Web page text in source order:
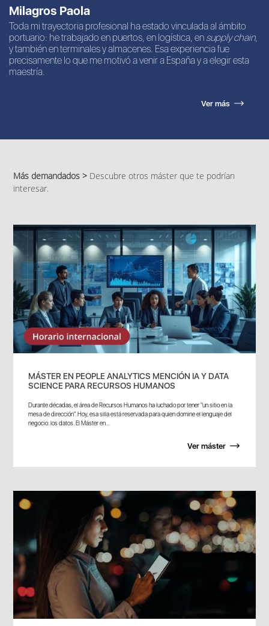
Milagros Paola
Toda mi trayectoria profesional ha estado vinculada al ámbito
portuario: he trabajado en puertos, en logística, en supply chain,
y también en terminales y almacenes. Esa experiencia fue
precisamente lo que me motivó a venir a España y a elegir esta
maestría.
Ver más
Más demandados > Descubre otros máster que te podrían
interesar.
MÁSTER EN PEOPLE ANALYTICS MENCIÓN IA Y DATA
SCIENCE PARA RECURSOS HUMANOS
Durante décadas, el área de Recursos Humanos ha luchado por tener "un sitio en la
mesa de dirección". Hoy, esa silla está reservada para quien domine el lenguaje del
negocio: los datos. El Máster en...
Ver máster